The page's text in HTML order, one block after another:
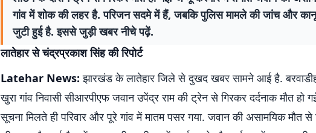
गांव में शोक की लहर है. परिजन सदमे में हैं, जबकि पुलिस मामले की जांच और
जुटी हुई है. इससे जुड़ी खबर नीचे पढ़ें.
लातेहार से चंद्रप्रकाश सिंह की रिपोर्ट
Latehar News:झारखंड के लातेहार जिले से दुखद खबर सामने आई है.
खुरा गांव निवासी सीआरपीएफ जवान उपेंद्र राम की ट्रेन से गिरकर दर्दनाक मौत हो
सूचना मिलते ही परिवार और पूरे गांव में मातम पसर गया. जवान की असामयिक मौत